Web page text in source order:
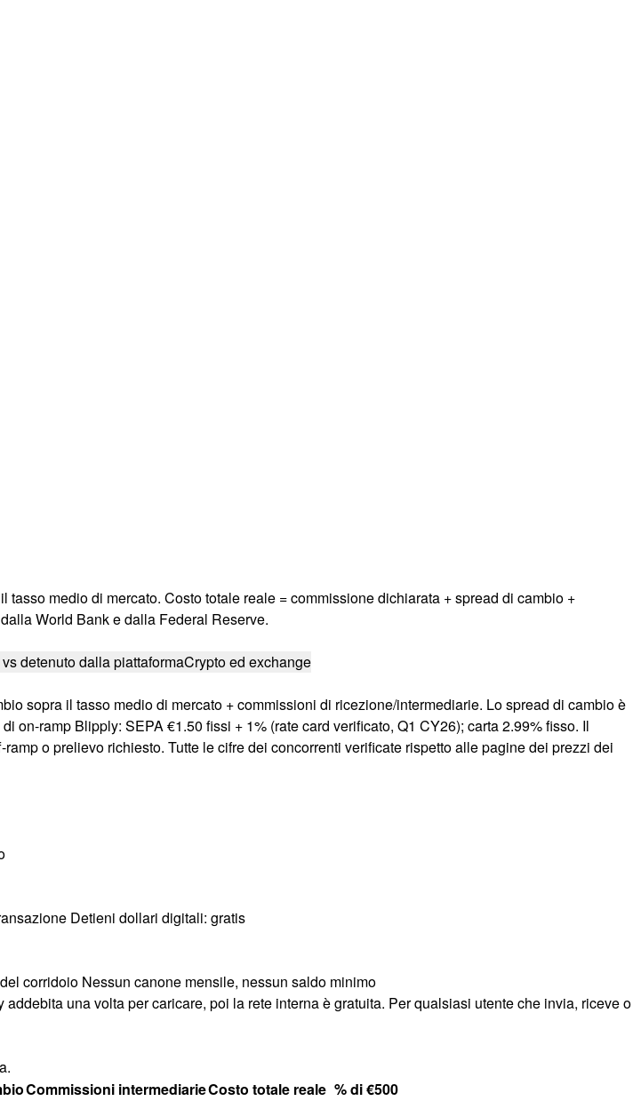
medio di mercato. Costo totale reale = commissione dichiarata + spread di cambio +
World Bank e dalla Federal Reserve.
detenuto dalla piattaformaCrypto ed exchange
sopra il tasso medio di mercato + commissioni di ricezione/intermediarie. Lo spread di cambio è
on-ramp Blipply: SEPA €1.50 fissi + 1% (rate card verificato, Q1 CY26); carta 2.99% fisso. Il
o prelievo richiesto. Tutte le cifre dei concorrenti verificate rispetto alle pagine dei prezzi dei
Detieni dollari digitali: gratis
corridoio Nessun canone mensile, nessun saldo minimo
una volta per caricare, poi la rete interna è gratuita. Per qualsiasi utente che invia, riceve o
Commissioni intermediarieCosto totale reale % di €500